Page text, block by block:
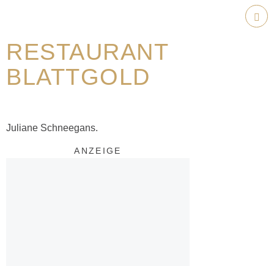
RESTAURANT
BLATTGOLD
Juliane Schneegans.
ANZEIGE